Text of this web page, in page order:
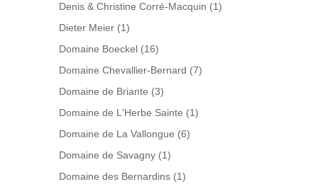
Denis & Christine Corré-Macquin (1)
Dieter Meier (1)
Domaine Boeckel (16)
Domaine Chevallier-Bernard (7)
Domaine de Briante (3)
Domaine de L'Herbe Sainte (1)
Domaine de La Vallongue (6)
Domaine de Savagny (1)
Domaine des Bernardins (1)